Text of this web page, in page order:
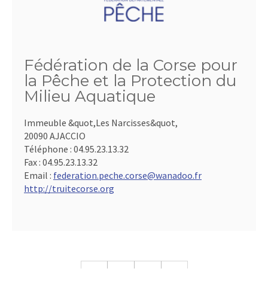
Fédération de la Corse pour
la Pêche et la Protection du
Milieu Aquatique
Immeuble &quot,Les Narcisses&quot,
20090 AJACCIO
Téléphone : 04.95.23.13.32
Fax : 04.95.23.13.32
Email : federation.peche.corse@wanadoo.fr
http://truitecorse.org